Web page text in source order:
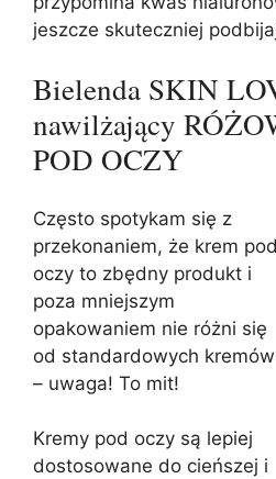
jeszcze skuteczniej
Bielenda SKIN
nawilżający
POD OCZY
Często spotykam się z
przekonaniem, że krem pod
oczy to zbędny produkt i
poza mniejszym
opakowaniem nie różni się
od standardowych kremów
– uwaga! To mit!
Kremy pod oczy są lepiej
dostosowane do cieńszej i